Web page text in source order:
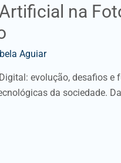
na
Aguiar
evolução, desafios
da sociedade.